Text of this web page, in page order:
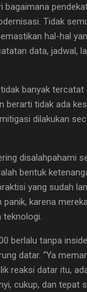
bagaimana
Tidak
hal-hal
data, jadwal,
banyak
berarti tidak ada
dilakukan
disalahpahami
bentuk
yang sudah
karena
berlalu tanpa
datar. “Ya
reaksi datar itu,
cukup, dan tepat